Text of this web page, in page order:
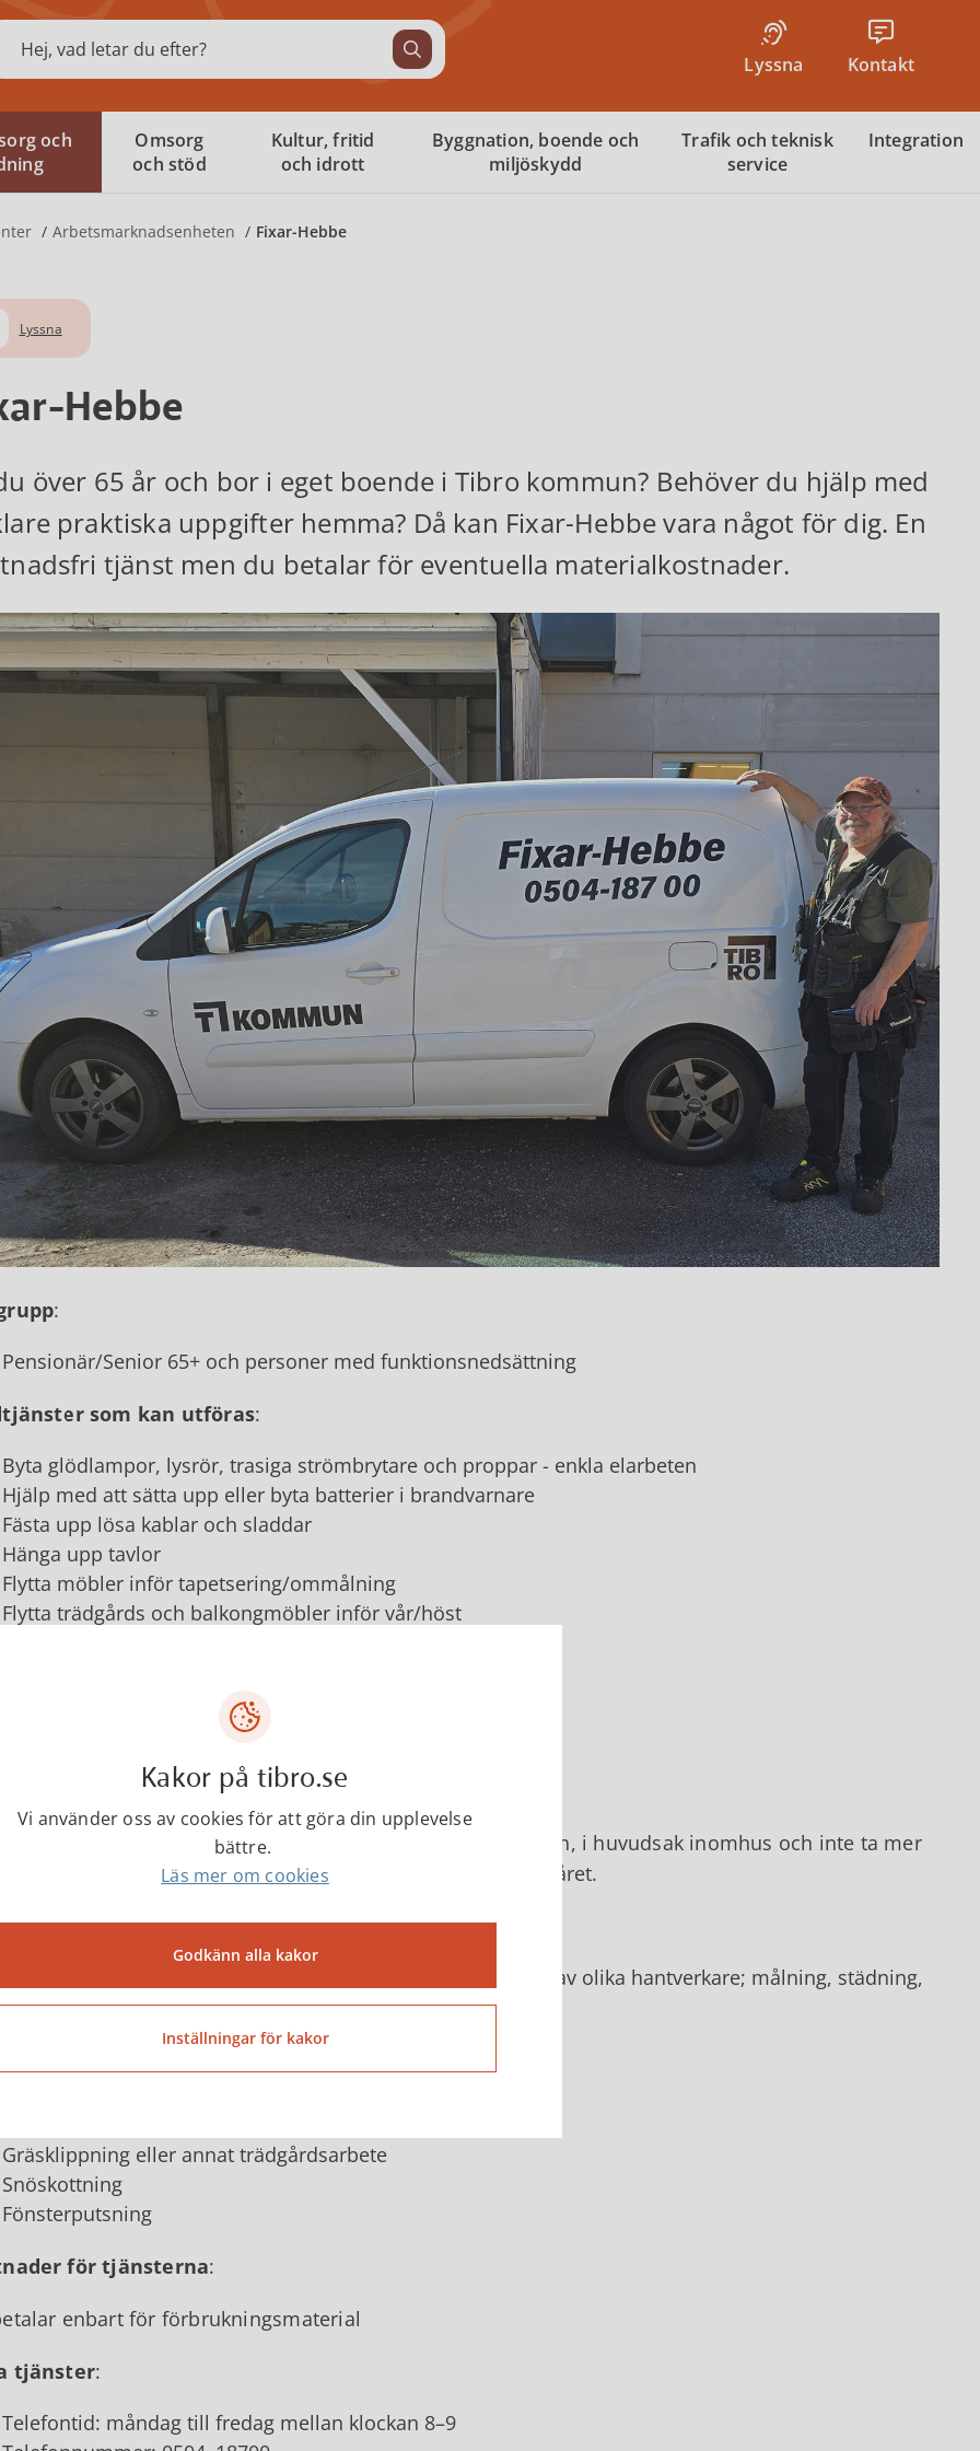
Lyssna Kontakt
och
Omsorg
och stöd
Kultur, fritid
och idrott
Byggnation, boende och
miljöskydd
Trafik och teknisk
service
Integration
Arbetsmarknadsenheten Fixar-Hebbe
Lyssna
Hebbe
över 65 år och bor i eget boende i Tibro kommun? Behöver du hjälp med
praktiska uppgifter hemma? Då kan Fixar-Hebbe vara något för dig. En
tjänst men du betalar för eventuella materialkostnader.
:
Pensionär/Senior 65+ och personer med funktionsnedsättning
som kan utföras:
Byta glödlampor, lysrör, trasiga strömbrytare och proppar - enkla elarbeten
Hjälp med att sätta upp eller byta batterier i brandvarnare
Fästa upp lösa kablar och sladdar
Hänga upp tavlor
Flytta möbler inför tapetsering/ommålning
Flytta trädgårds och balkongmöbler inför vår/höst
Ta ner och sätta upp gardiner
Annan hjälp som kräver stege eller stol
är begränsad till att den ska kunna utföras av en person, i huvudsak inomhus och inte ta mer
Du kan boka Fixar-Hebbe maximalt tolv gånger om året.
arbetsuppgifter sominteutförs:
Där det krävs fackman, eller andra arbeten som kan utföras av olika hantverkare; målning, städning,
VVS eller motsvarande
Arbetsuppgifter som hemtjänstens personal utförd
Där det finns näringsidkare som tillhandahåller tjänst
Gräsklippning eller annat trädgårdsarbete
Snöskottning
Fönsterputsning
för tjänsterna:
enbart för förbrukningsmaterial
tjänster:
Telefontid: måndag till fredag mellan klockan 8–9
Kakor på tibro.se
Vi använder oss av cookies för att göra din upplevelse
bättre.
Läs mer om cookies
Godkänn alla kakor
Inställningar för kakor